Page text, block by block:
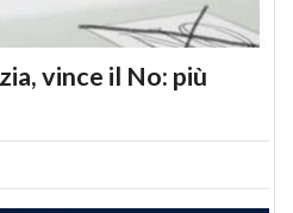
vince il No: più